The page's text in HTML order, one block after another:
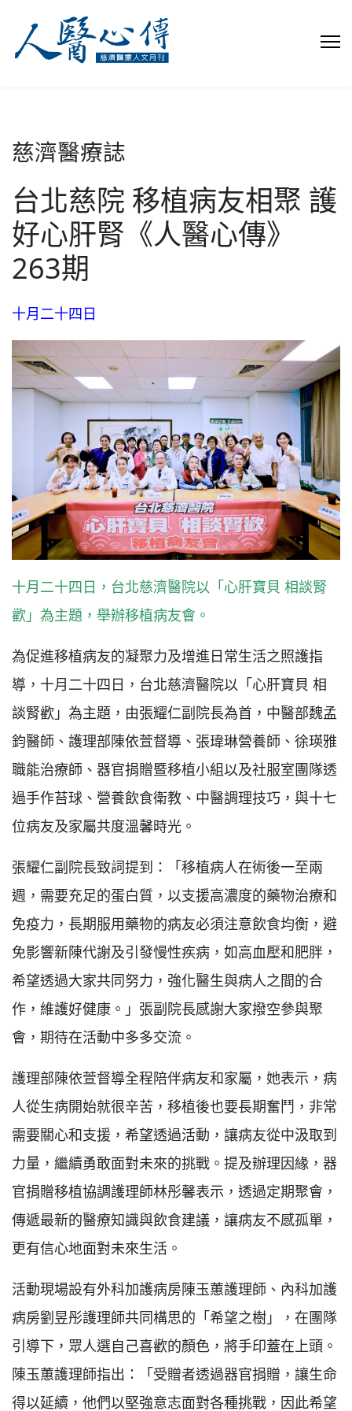
慈濟醫療誌
台北慈院 移植病友相聚 護
好心肝腎《人醫心傳》
263期
十月二十四日
十月二十四日，台北慈濟醫院以「心肝寶貝 相談腎
歡」為主題，舉辦移植病友會。
為促進移植病友的凝聚力及增進日常生活之照護指
導，十月二十四日，台北慈濟醫院以「心肝寶貝 相
談腎歡」為主題，由張耀仁副院長為首，中醫部魏孟
鈞醫師、護理部陳依萱督導、張瑋琳營養師、徐瑛雅
職能治療師、器官捐贈暨移植小組以及社服室團隊透
過手作苔球、營養飲食衛教、中醫調理技巧，與十七
位病友及家屬共度溫馨時光。
張耀仁副院長致詞提到：「移植病人在術後一至兩
週，需要充足的蛋白質，以支援高濃度的藥物治療和
免疫力，長期服用藥物的病友必須注意飲食均衡，避
免影響新陳代謝及引發慢性疾病，如高血壓和肥胖，
希望透過大家共同努力，強化醫生與病人之間的合
作，維護好健康。」張副院長感謝大家撥空參與聚
會，期待在活動中多多交流。
護理部陳依萱督導全程陪伴病友和家屬，她表示，病
人從生病開始就很辛苦，移植後也要長期奮鬥，非常
需要關心和支援，希望透過活動，讓病友從中汲取到
力量，繼續勇敢面對未來的挑戰。提及辦理因緣，器
官捐贈移植協調護理師林彤馨表示，透過定期聚會，
傳遞最新的醫療知識與飲食建議，讓病友不感孤單，
更有信心地面對未來生活。
活動現場設有外科加護病房陳玉蕙護理師、內科加護
病房劉昱彤護理師共同構思的「希望之樹」，在團隊
引導下，眾人選自己喜歡的顏色，將手印蓋在上頭。
陳玉蕙護理師指出：「受贈者透過器官捐贈，讓生命
得以延續，他們以堅強意志面對各種挑戰，因此希望